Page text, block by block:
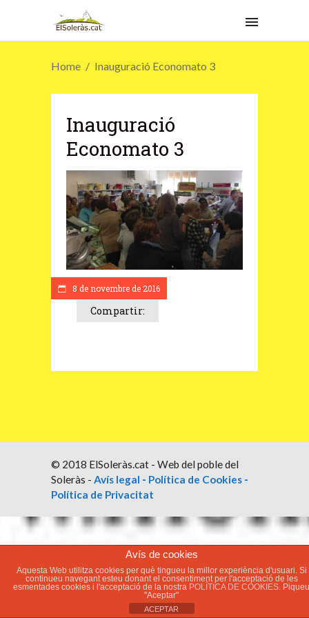
Home Inauguració Economato 3
8 de novembre de 2016
Inauguració
Economato 3
Compartir:
© 2018 ElSoleràs.cat - Web del poble del
Soleràs - Avís legal - Política de Cookies -
Política de Privacitat
Avís de cookies
Aquesta Web utilitza cookies per què tingueu la millor experiència d'usuari. Si
continueu navegant esteu donant el consentiment per l'acceptació de les
esmentades cookies i l'acceptació de la nostra POLÍTICA DE COOKIES. Piqueu
"Aceptar"
ACEPTAR